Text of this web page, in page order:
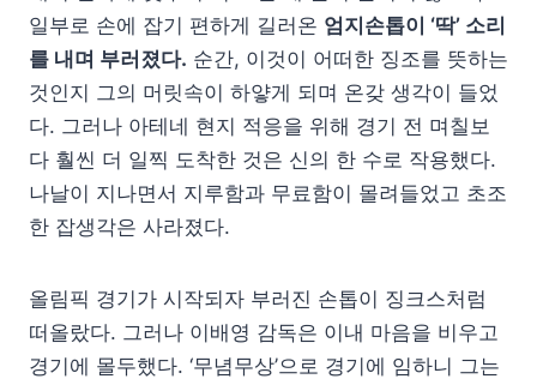
일부로 손에 잡기 편하게 길러온 엄지손톱이 ‘딱’ 소리
를 내며 부러졌다. 순간, 이것이 어떠한 징조를 뜻하는
것인지 그의 머릿속이 하얗게 되며 온갖 생각이 들었
다. 그러나 아테네 현지 적응을 위해 경기 전 며칠보
다 훨씬 더 일찍 도착한 것은 신의 한 수로 작용했다.
나날이 지나면서 지루함과 무료함이 몰려들었고 초조
한 잡생각은 사라졌다.
올림픽 경기가 시작되자 부러진 손톱이 징크스처럼
떠올랐다. 그러나 이배영 감독은 이내 마음을 비우고
경기에 몰두했다. ‘무념무상’으로 경기에 임하니 그는